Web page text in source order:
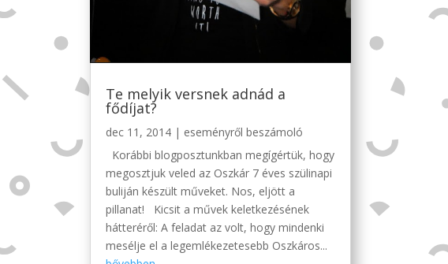
Te melyik versnek adnád a
fődíjat?
dec 11, 2014 | eseményről beszámoló
Korábbi blogposztunkban megígértük, hogy
megosztjuk veled az Oszkár 7 éves szülinapi
buliján készült műveket. Nos, eljött a
pillanat! Kicsit a művek keletkezésének
hátteréről: A feladat az volt, hogy mindenki
mesélje el a legemlékezetesebb Oszkáros...